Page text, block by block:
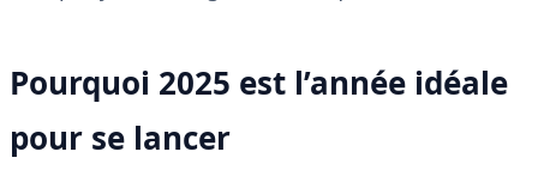
Pourquoi 2025 est l’année idéale
pour se lancer